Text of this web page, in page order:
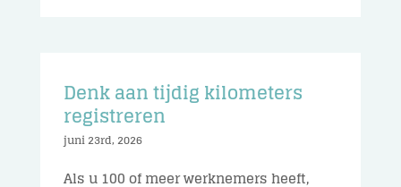
Denk aan tijdig kilometers
registreren
juni 23rd, 2026
Als u 100 of meer werknemers heeft,